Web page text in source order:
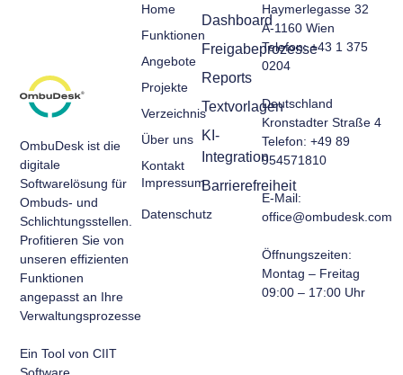
OmbuDesk ist die
digitale
Softwarelösung für
Ombuds- und
Schlichtungsstellen.
Profitieren Sie von
unseren effizienten
Funktionen
angepasst an Ihre
Verwaltungsprozesse.
Ein Tool von CIIT
Dashboard
Freigabeprozesse
Reports
Textvorlagen
KI-
Integration
Barrierefreiheit
Home
Funktionen
Angebote
Projekte
Verzeichnis
Über uns
Kontakt
Impressum
Datenschutz
Haymerlegasse 32
A-1160 Wien
Telefon: +43 1 375
0204
Deutschland
Kronstadter Straße 4
Telefon: +49 89
954571810
E-Mail:
office@ombudesk.com
Öffnungszeiten:
Montag – Freitag
09:00 – 17:00 Uhr​